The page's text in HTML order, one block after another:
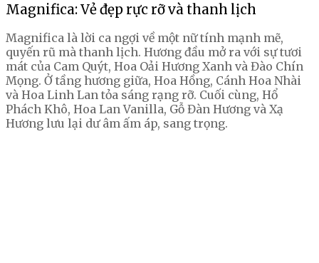
Magnifica: Vẻ đẹp rực rỡ và thanh lịch
Magnifica là lời ca ngợi về một nữ tính mạnh mẽ,
quyến rũ mà thanh lịch. Hương đầu mở ra với sự tươi
mát của Cam Quýt, Hoa Oải Hương Xanh và Đào Chín
Mọng. Ở tầng hương giữa, Hoa Hồng, Cánh Hoa Nhài
và Hoa Linh Lan tỏa sáng rạng rỡ. Cuối cùng, Hổ
Phách Khô, Hoa Lan Vanilla, Gỗ Đàn Hương và Xạ
Hương lưu lại dư âm ấm áp, sang trọng.